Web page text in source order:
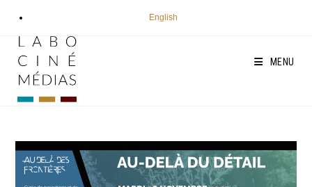
contenu
English
MENU